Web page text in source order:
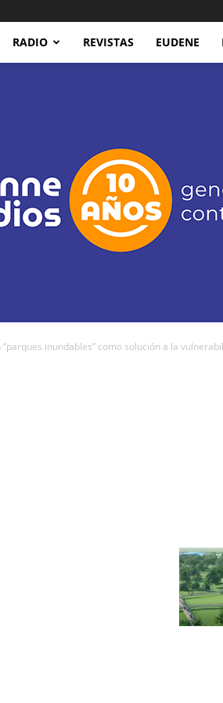
RADIO REVISTAS EUDENE
inundables” como solución a la